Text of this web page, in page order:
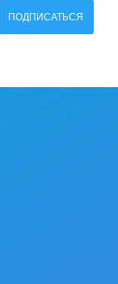
ПОДПИСАТЬСЯ